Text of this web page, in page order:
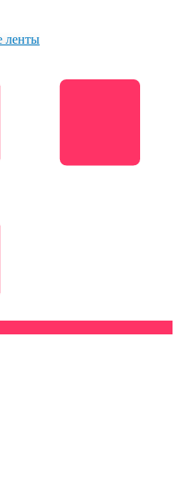
ленты